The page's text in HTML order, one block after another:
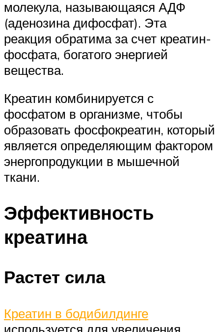
молекула, называющаяся АДФ
(аденозина дифосфат). Эта
реакция обратима за счет креатин-
фосфата, богатого энергией
вещества.
Креатин комбинируется с
фосфатом в организме, чтобы
образовать фосфокреатин, который
является определяющим фактором
энергопродукции в мышечной
ткани.
Эффективность
креатина
Растет сила
Креатин в бодибилдинге